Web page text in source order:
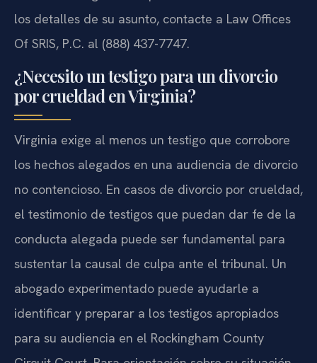
los detalles de su asunto, contacte a Law Offices
Of SRIS, P.C. al (888) 437-7747.
¿Necesito un testigo para un divorcio
por crueldad en Virginia?
Virginia exige al menos un testigo que corrobore
los hechos alegados en una audiencia de divorcio
no contencioso. En casos de divorcio por crueldad,
el testimonio de testigos que puedan dar fe de la
conducta alegada puede ser fundamental para
sustentar la causal de culpa ante el tribunal. Un
abogado experimentado puede ayudarle a
identificar y preparar a los testigos apropiados
para su audiencia en el Rockingham County